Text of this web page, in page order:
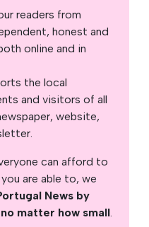
readers from
honest and
online and in
the local
and visitors of all
website,
can afford to
are able to, we
News by
matter how small.